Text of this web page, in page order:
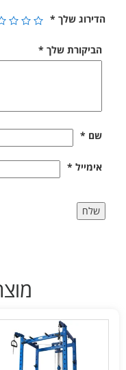
הדירוג שלך *
הביקורת שלך *
שם *
אימייל *